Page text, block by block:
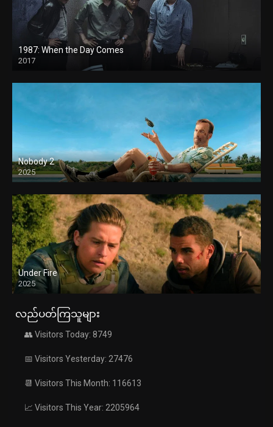
1987: When the Day Comes
2017
Nobody 2
2025
Under Fire
2025
လည်ပတ်ကြသူများ
👥 Visitors Today: 8749
📅 Visitors Yesterday: 27476
📆 Visitors This Month: 116613
📈 Visitors This Year: 2205964